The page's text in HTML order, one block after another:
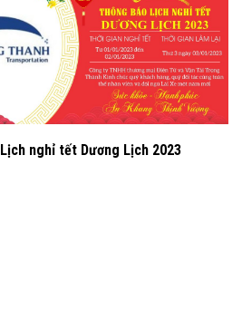
Lịch nghỉ tết Dương Lịch 2023